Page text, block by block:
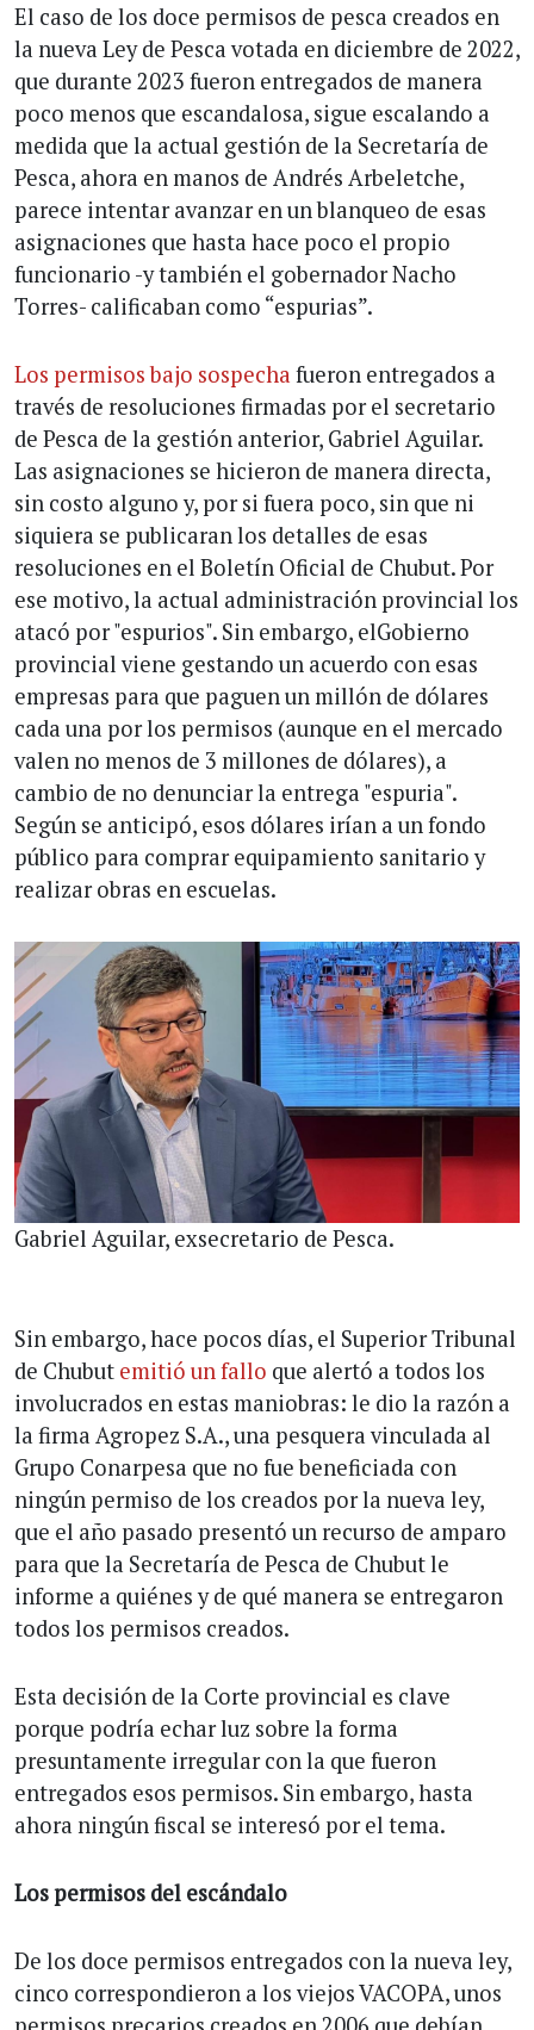
El caso de los doce permisos de pesca creados en
la nueva Ley de Pesca votada en diciembre de 2022,
que durante 2023 fueron entregados de manera
poco menos que escandalosa, sigue escalando a
medida que la actual gestión de la Secretaría de
Pesca, ahora en manos de Andrés Arbeletche,
parece intentar avanzar en un blanqueo de esas
asignaciones que hasta hace poco el propio
funcionario -y también el gobernador Nacho
Torres- calificaban como “espurias”.
Los permisos bajo sospecha fueron entregados a
través de resoluciones firmadas por el secretario
de Pesca de la gestión anterior, Gabriel Aguilar.
Las asignaciones se hicieron de manera directa,
sin costo alguno y, por si fuera poco, sin que ni
siquiera se publicaran los detalles de esas
resoluciones en el Boletín Oficial de Chubut. Por
ese motivo, la actual administración provincial los
atacó por "espurios". Sin embargo, elGobierno
provincial viene gestando un acuerdo con esas
empresas para que paguen un millón de dólares
cada una por los permisos (aunque en el mercado
valen no menos de 3 millones de dólares), a
cambio de no denunciar la entrega "espuria".
Según se anticipó, esos dólares irían a un fondo
público para comprar equipamiento sanitario y
realizar obras en escuelas.
Gabriel Aguilar, exsecretario de Pesca.
Sin embargo, hace pocos días, el Superior Tribunal
de Chubut emitió un fallo que alertó a todos los
involucrados en estas maniobras: le dio la razón a
la firma Agropez S.A., una pesquera vinculada al
Grupo Conarpesa que no fue beneficiada con
ningún permiso de los creados por la nueva ley,
que el año pasado presentó un recurso de amparo
para que la Secretaría de Pesca de Chubut le
informe a quiénes y de qué manera se entregaron
todos los permisos creados.
Esta decisión de la Corte provincial es clave
porque podría echar luz sobre la forma
presuntamente irregular con la que fueron
entregados esos permisos. Sin embargo, hasta
ahora ningún fiscal se interesó por el tema.
Los permisos del escándalo
De los doce permisos entregados con la nueva ley,
cinco correspondieron a los viejos VACOPA, unos